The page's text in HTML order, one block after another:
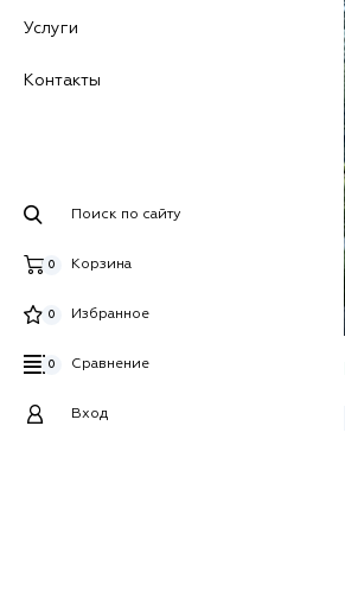
Услуги
Контакты
Поиск по сайту
Корзина
0
Избранное
0
Сравнение
0
Вход